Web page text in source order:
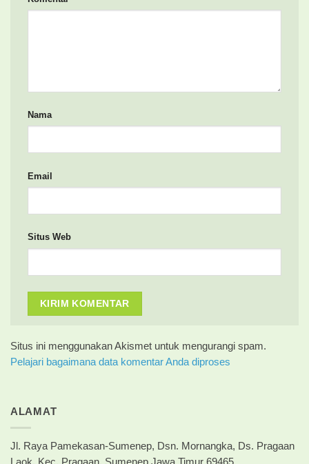
Nama
Email
Situs Web
Situs ini menggunakan Akismet untuk mengurangi spam.
Pelajari bagaimana data komentar Anda diproses
ALAMAT
Jl. Raya Pamekasan-Sumenep, Dsn. Mornangka, Ds. Pragaan